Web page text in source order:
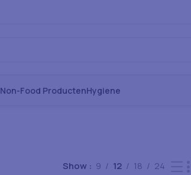
Non-Food ProductenHygiene
Show 9 12 18 24